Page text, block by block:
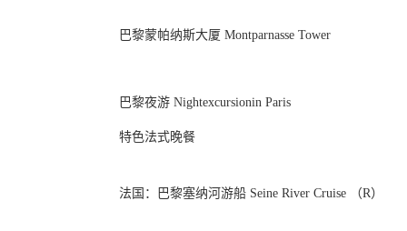
巴黎蒙帕纳斯大厦 Montparnasse Tower
巴黎夜游 Nightexcursionin Paris
特色法式晚餐
法国：巴黎塞纳河游船 Seine River Cruise （R）